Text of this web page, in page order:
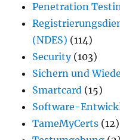
Penetration
(NDES) (114)
Security(103)
Sichern und
Smartcard (15)
Software-
TameMyCerts (12)